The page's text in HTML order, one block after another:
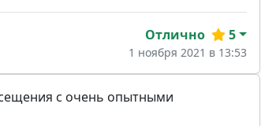
Отлично 5
1 ноября 2021 в 13:53
с очень опытными